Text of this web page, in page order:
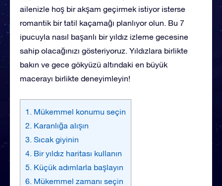
ailenizle hoş bir akşam geçirmek istiyor isterse
romantik bir tatil kaçamağı planlıyor olun. Bu 7
ipucuyla nasıl başarılı bir yıldız izleme gecesine
sahip olacağınızı gösteriyoruz. Yıldızlara birlikte
bakın ve gece gökyüzü altındaki en büyük
macerayı birlikte deneyimleyin!
1. Mükemmel konumu seçin
2. Karanlığa alışın
3. Sıcak giyinin
4. Bir yıldız haritası kullanın
5. Küçük adımlarla başlayın
6. Mükemmel zamanı seçin